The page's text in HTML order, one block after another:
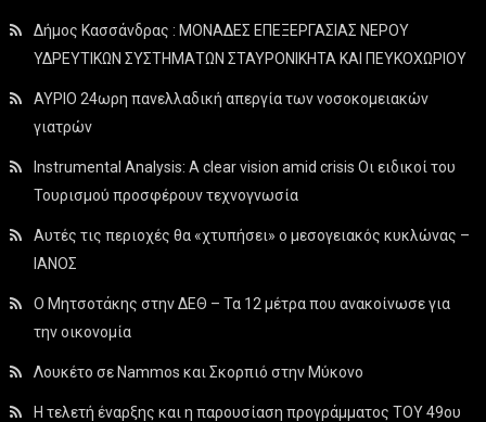
Δήμος Κασσάνδρας : ΜΟΝΑΔΕΣ ΕΠΕΞΕΡΓΑΣΙΑΣ ΝΕΡΟΥ
ΥΔΡΕΥΤΙΚΩΝ ΣΥΣΤΗΜΑΤΩΝ ΣΤΑΥΡΟΝΙΚΗΤΑ ΚΑΙ ΠΕΥΚΟΧΩΡΙΟΥ
ΑΥΡΙΟ 24ωρη πανελλαδική απεργία των νοσοκομειακών
γιατρών
Instrumental Analysis: A clear vision amid crisis Οι ειδικοί του
Τουρισμού προσφέρουν τεχνογνωσία
Αυτές τις περιοχές θα «χτυπήσει» ο μεσογειακός κυκλώνας –
ΙΑΝΟΣ
Ο Μητσοτάκης στην ΔΕΘ – Τα 12 μέτρα που ανακοίνωσε για
την οικονομία
Λουκέτο σε Nammos και Σκορπιό στην Μύκονο
Η τελετή έναρξης και η παρουσίαση προγράμματος ΤΟΥ 49ου